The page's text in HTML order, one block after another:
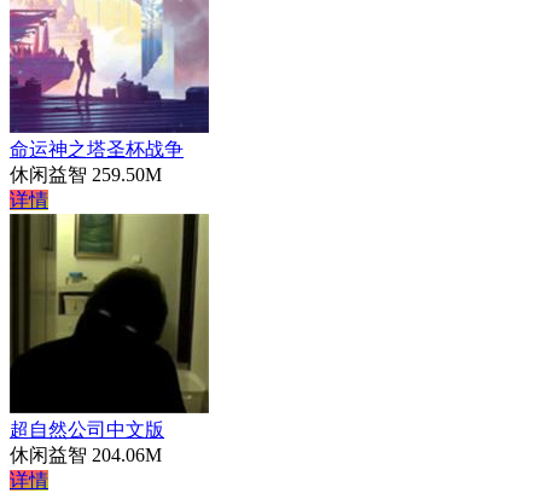
命运神之塔圣杯战争
休闲益智 259.50M
详情
超自然公司中文版
休闲益智 204.06M
详情